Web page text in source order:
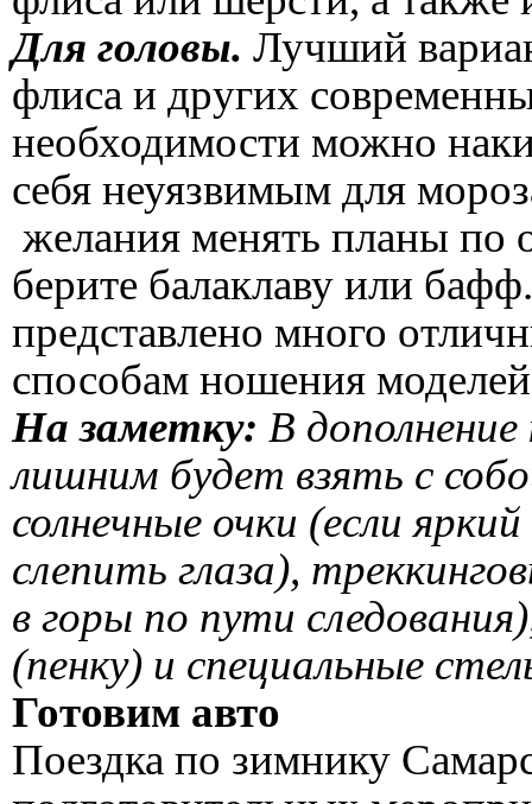
Для головы. Лучший
флиса и других
необходимости можно
себя неуязвимым для
желания менять планы по
берите балаклаву или
представлено много
способам ношения
На заметку: В
лишним будет взять с
солнечные очки (если
слепить глаза),
в горы по пути
(пенку) и специальные
Готовим авто
Поездка по зимнику